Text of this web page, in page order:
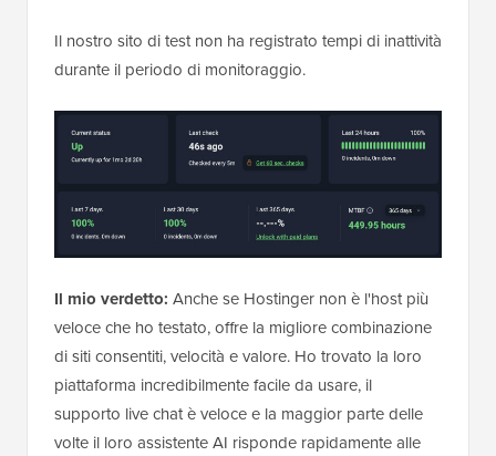
Il nostro sito di test non ha registrato tempi di inattività
durante il periodo di monitoraggio.
Il mio verdetto: Anche se Hostinger non è l'host più
veloce che ho testato, offre la migliore combinazione
di siti consentiti, velocità e valore. Ho trovato la loro
piattaforma incredibilmente facile da usare, il
supporto live chat è veloce e la maggior parte delle
volte il loro assistente AI risponde rapidamente alle